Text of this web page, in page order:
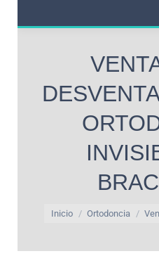
Estás aquí:
Inicio Ortodoncia